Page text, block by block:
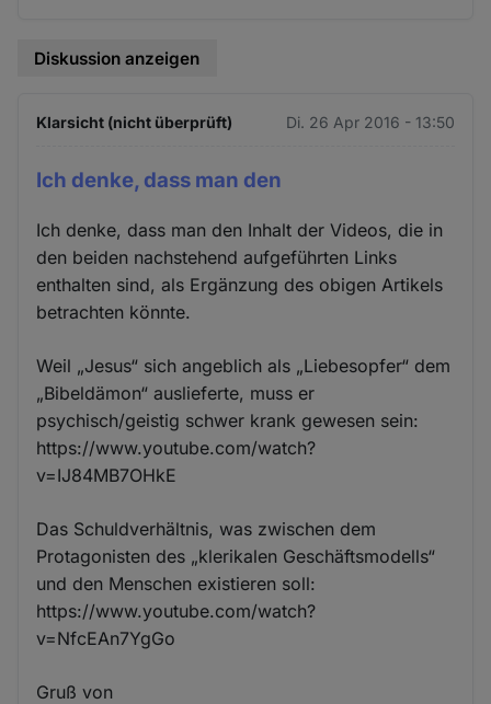
Diskussion anzeigen
Klarsicht (nicht überprüft) Di. 26 Apr 2016 - 13:50
Ich denke, dass man den
Ich denke, dass man den Inhalt der Videos, die in
den beiden nachstehend aufgeführten Links
enthalten sind, als Ergänzung des obigen Artikels
betrachten könnte.
Weil „Jesus“ sich angeblich als „Liebesopfer“ dem
„Bibeldämon“ auslieferte, muss er
psychisch/geistig schwer krank gewesen sein:
https://www.youtube.com/watch?
v=IJ84MB7OHkE
Das Schuldverhältnis, was zwischen dem
Protagonisten des „klerikalen Geschäftsmodells“
und den Menschen existieren soll:
https://www.youtube.com/watch?
v=NfcEAn7YgGo
Gruß von